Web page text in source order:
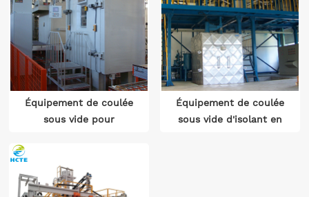
Équipement de coulée
sous vide pour
Équipement de coulée
sous vide d'isolant en